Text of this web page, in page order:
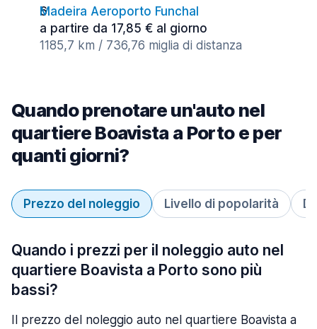
Madeira Aeroporto Funchal
a partire da 17,85 € al giorno
1185,7 km / 736,76 miglia di distanza
Quando prenotare un'auto nel
quartiere Boavista a Porto e per
quanti giorni?
Prezzo del noleggio Livello di popolarità
Quando i prezzi per il noleggio auto nel
quartiere Boavista a Porto sono più
bassi?
Il prezzo del noleggio auto nel quartiere Boavista a